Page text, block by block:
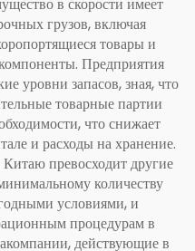
грузов, включая
товары и
Предприятия
уровни запасов, зная, что
товарные партии
что снижает
и расходы на хранение.
превосходит другие
количеству
условиями, и
процедурам в
действующие в